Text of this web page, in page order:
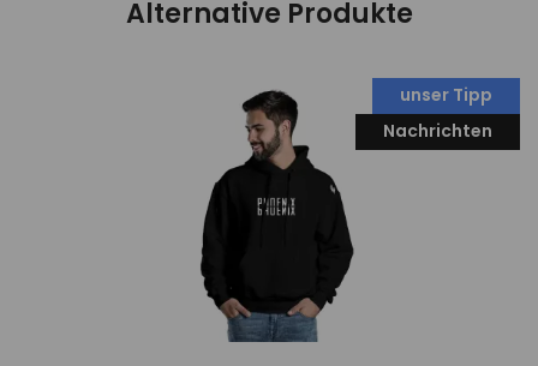
Alternative Produkte
unser Tipp
Nachrichten